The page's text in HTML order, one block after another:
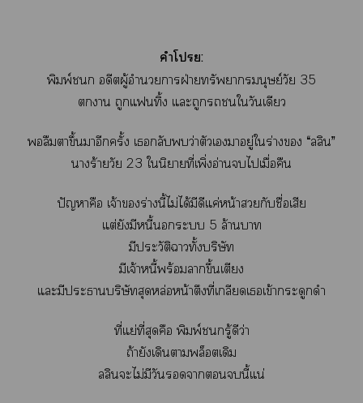
คำโ:
พิมพ์ อดีตผู้อำนวยาฝ่ายทรัพยากรมนุษย์วัย 35
า ถูกแทิ้ง แะถูกใวันเดียว
ลืมาขึ้นาอีกครั้ง เกลับว่าตัวเาอยู่ใร่าง “ลลิน”
าร้ายวัย 23 ในิยายที่เพิ่งอ่านไเมื่อคืน
ปัญหาคือ เจ้าร่างนี้ไม่ได้มีดีแค่หน้ากับชื่อเสีย
แต่ยังมีหนี้ะ 5 ล้านา
มีประวัติาทั้งบริษัท
มีเจ้าหนี้พร้อมาขึ้นเตียง
แะมีะาบริษัทสุดหล่อหน้าตึงที่เกลียดเเข้ากระดูกดำ
ที่แย่ที่สุดคือ พิมพ์รู้ดีว่า
ถ้ายังเดินาพล็อตเดิม
ลลินะไม่มีวันานี้แน่